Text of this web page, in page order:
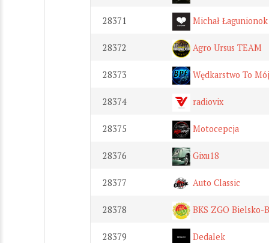
28371 Michał
28372 Agro Ursus TEAM
28373 Wędkarstwo To
28374 radiovix
28375 Motocepcja
28376 Gixu18
28377 Auto Classic
28378 BKS ZGO Bielsko-
28379 Dedalek